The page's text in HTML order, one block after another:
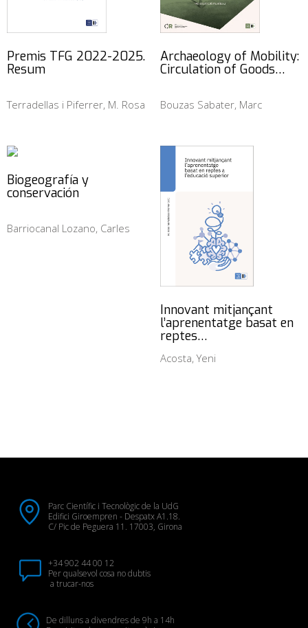
Premis TFG 2022-2025.
Resum
Terradellas i Piferrer, M. Rosa
Archaeology of Mobility:
Circulation of Goods…
Bouzas Sabater, Marc
Biogeografía y
conservación
Barriocanal Lozano, Carles
Innovant mitjançant
l’aprenentatge basat en
reptes…
Acosta, Yeni
Parc Científic i Tecnològic de la UdG
Edifici Giroempren - Despatx A1.18.
C/ Pic de Peguera 11. 17003, Girona
+34 902 44 00 12
Per qualsevol cosa no dubtis
a trucar-nos
De dilluns a divendres de 9h a 14h